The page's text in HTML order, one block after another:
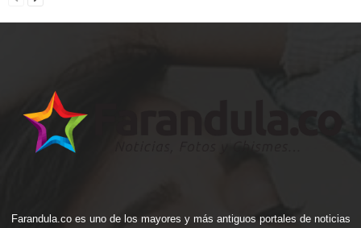
Farandula.co es uno de los mayores y más antiguos portales de noticias